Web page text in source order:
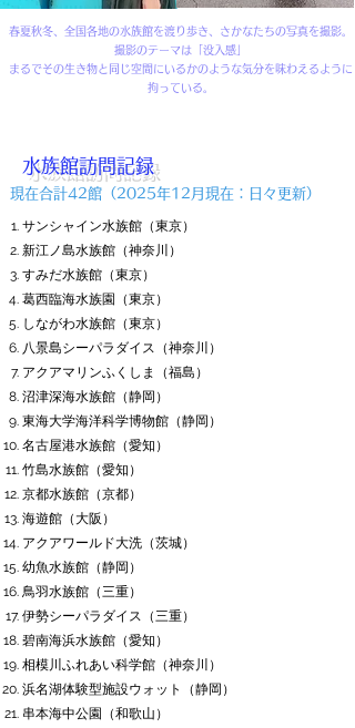
春夏秋冬、全国各地の水族館を渡り歩き、さかなたちの写真を撮影。
撮影のテーマは「没入感」
まるでその生き物と同じ空間にいるかのような気分を味わえるように
拘っている。
水族館訪問記録
現在合計42館（2025年12月現在：日々更新）
サンシャイン水族館（東京）
新江ノ島水族館（神奈川）
すみだ水族館（東京）
葛西臨海水族園（東京）
しながわ水族館（東京）
八景島シーパラダイス（神奈川 ）
アクアマリンふくしま（福島）
沼津深海水族館（静岡 ）
東海大学海洋科学博物館（静岡 ）
名古屋港水族館（愛知）
竹島水族館（愛知）
京都水族館（京都）
海遊館（大阪 ）
アクアワールド大洗（茨城）
幼魚水族館（静岡 ）
鳥羽水族館（三重）
伊勢シーパラダイス（三重）
碧南海浜水族館（愛知）
相模川ふれあい科学館（神奈川 ）
浜名湖体験型施設ウォット（静岡 ）
串本海中公園（和歌山 ）